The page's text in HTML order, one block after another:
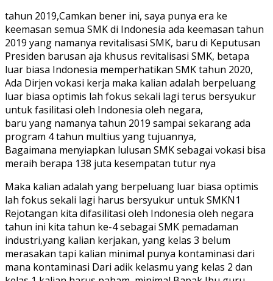
tahun 2019,Camkan bener ini, saya punya era ke
keemasan semua SMK di Indonesia ada keemasan tahun
2019 yang namanya revitalisasi SMK, baru di Keputusan
Presiden barusan aja khusus revitalisasi SMK, betapa
luar biasa Indonesia memperhatikan SMK tahun 2020,
Ada Dirjen vokasi kerja maka kalian adalah berpeluang
luar biasa optimis lah fokus sekali lagi terus bersyukur
untuk fasilitasi oleh Indonesia oleh negara,
baru yang namanya tahun 2019 sampai sekarang ada
program 4 tahun multius yang tujuannya,
Bagaimana menyiapkan lulusan SMK sebagai vokasi bisa
meraih berapa 138 juta kesempatan tutur nya
Maka kalian adalah yang berpeluang luar biasa optimis
lah fokus sekali lagi harus bersyukur untuk SMKN1
Rejotangan kita difasilitasi oleh Indonesia oleh negara
tahun ini kita tahun ke-4 sebagai SMK pemadaman
industri,yang kalian kerjakan, yang kelas 3 belum
merasakan tapi kalian minimal punya kontaminasi dari
mana kontaminasi Dari adik kelasmu yang kelas 2 dan